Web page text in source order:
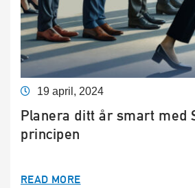
19 april, 2024
Planera ditt år smart med
principen
READ MORE